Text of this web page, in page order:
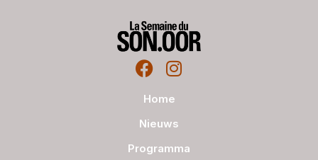
Home
Nieuws
Programma